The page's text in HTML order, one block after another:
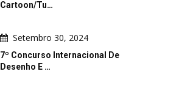
Cartoon/Tu…
Setembro 30, 2024
7º Concurso Internacional De
Desenho E …